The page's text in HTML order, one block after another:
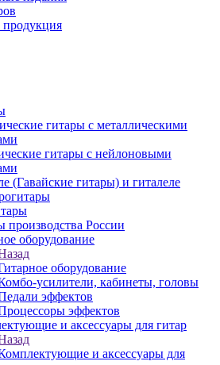
гитары с металлическими
гитары с нейлоновыми
(Гавайские гитары) и гиталеле
производства России
оборудование
оборудование
усилители, кабинеты, головы
эффектов
эффектов
и аксессуары для гитар
и аксессуары для